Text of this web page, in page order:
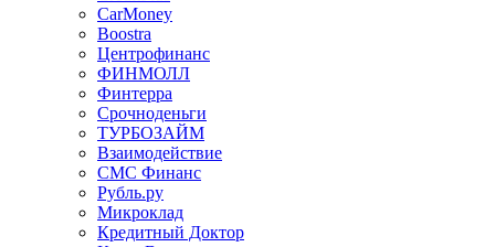
CarMoney
Boostra
Центрофинанс
ФИНМОЛЛ
Финтерра
Срочноденьги
ТУРБОЗАЙМ
Взаимодействие
СМС Финанс
Рубль.ру
Микроклад
Кредитный Доктор